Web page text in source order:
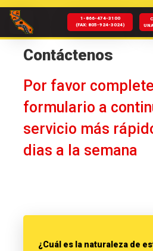
1-866-474-3100
(FAX: 805-924-3024)
CASA
SOBRE NOSOTROS
SERVICIOS
CA CORTES
AYUDA DEL DMV
PREGUNTAS FRECUENTES
Contáctenos
Por favor
formulario a
servicio más
dias a la semana
¿Cuál es la naturaleza de